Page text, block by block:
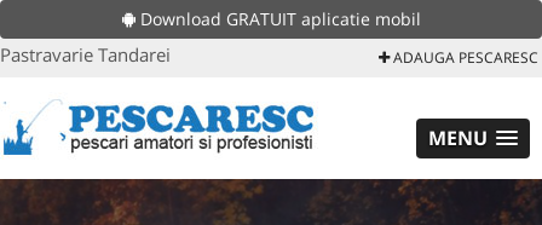
Download GRATUIT aplicatie mobil
Pastravarie Tandarei ADAUGA PESCARESC
MENU